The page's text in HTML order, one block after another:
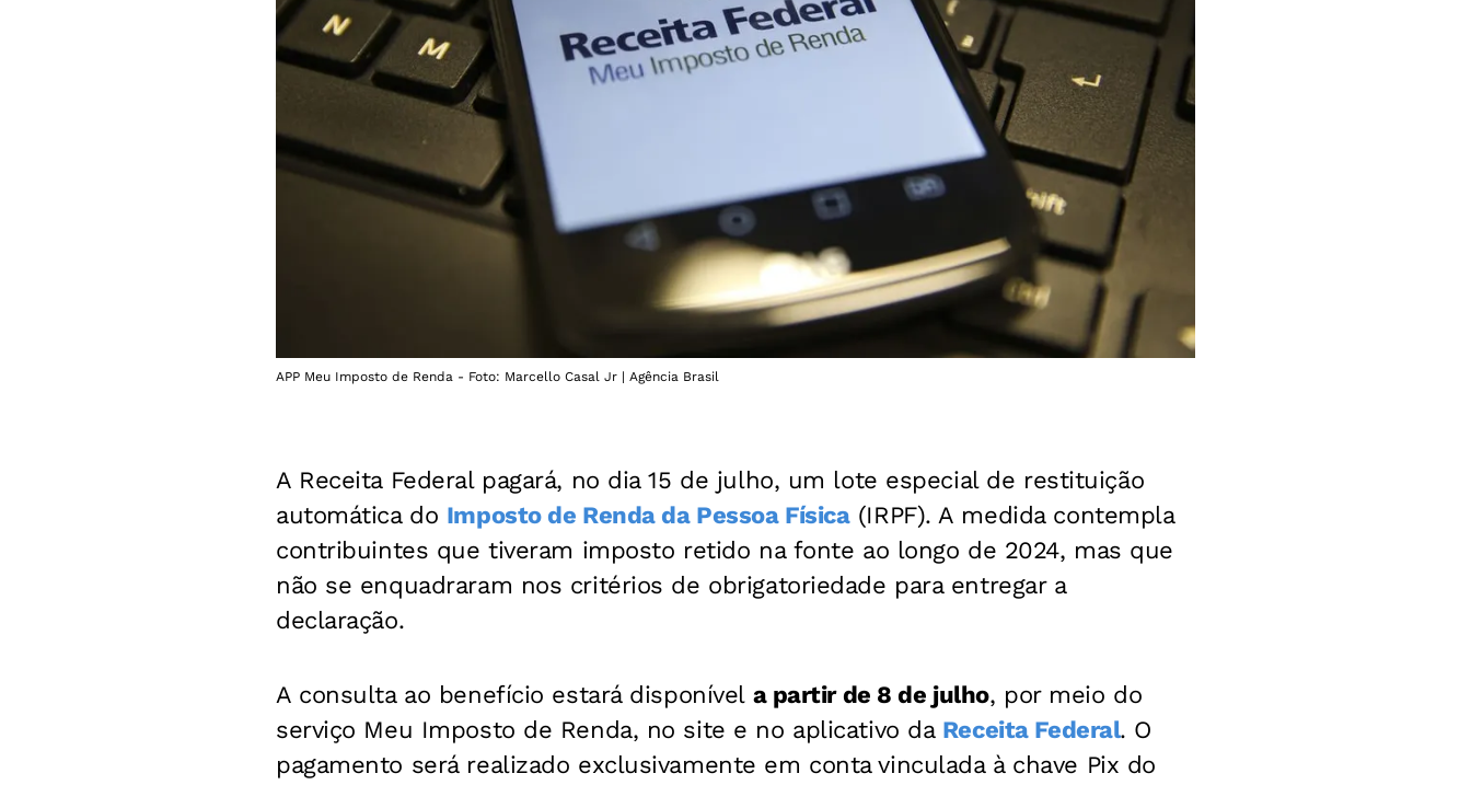
APP Meu Imposto de Renda - Foto: Marcello Casal Jr | Agência Brasil
A Receita Federal pagará, no dia 15 de julho, um lote especial de restituição
automática do Imposto de Renda da Pessoa Física(IRPF). A medida contempla
contribuintes que tiveram imposto retido na fonte ao longo de 2024, mas que
não se enquadraram nos critérios de obrigatoriedade para entregar a
declaração.
A consulta ao benefício estará disponível a partir de 8 de julho, por meio do
serviço Meu Imposto de Renda, no site e no aplicativo da Receita Federal. O
pagamento será realizado exclusivamente em conta vinculada à chave Pix do